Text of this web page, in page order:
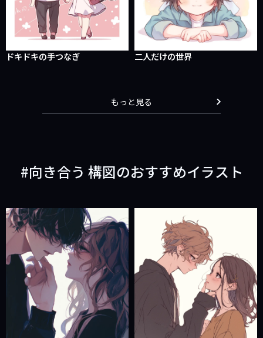
ドキドキの手つなぎ 二人だけの世界
もっと見る
向き合う 構図のおすすめイラスト